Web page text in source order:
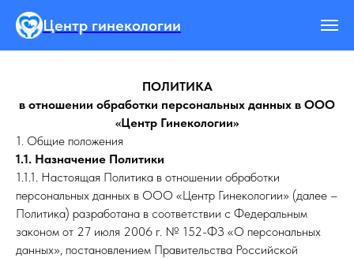
Центр гинекологии
ПОЛИТИКА
в отношении обработки персональных данных в ООО
«Центр Гинекологии»
1. Общие положения
1.1. Назначение Политики
1.1.1. Настоящая Политика в отношении обработки
персональных данных в ООО «Центр Гинекологии» (далее –
Политика) разработана в соответствии с Федеральным
законом от 27 июля 2006 г. № 152-ФЗ «О персональных
данных», постановлением Правительства Российской